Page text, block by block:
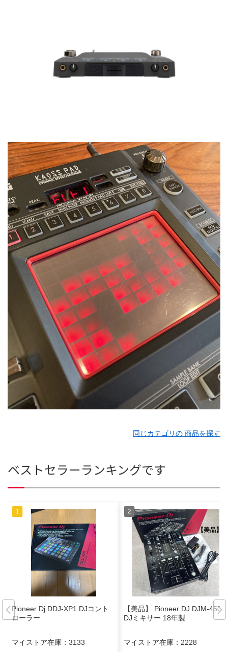
同じカテゴリの 商品を探す
ベストセラーランキングです
Pioneer Dj DDJ-XP1 DJコント
ローラー
マイストア在庫： 3133
【美品】 Pioneer DJ DJM-450
DJミキサー 18年製
マイストア在庫： 2228